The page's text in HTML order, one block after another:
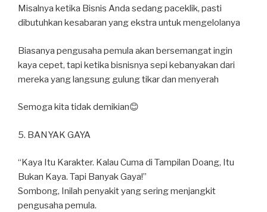
Misalnya ketika Bisnis Anda sedang paceklik, pasti
dibutuhkan kesabaran yang ekstra untuk mengelolanya
Biasanya pengusaha pemula akan bersemangat ingin
kaya cepet, tapi ketika bisnisnya sepi kebanyakan dari
mereka yang langsung gulung tikar dan menyerah
Semoga kita tidak demikian😊
5. BANYAK GAYA
“Kaya Itu Karakter. Kalau Cuma di Tampilan Doang, Itu
Bukan Kaya. Tapi Banyak Gaya!”
Sombong, Inilah penyakit yang sering menjangkit
pengusaha pemula.